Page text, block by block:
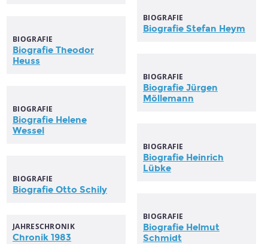
BIOGRAFIE
Biografie Stefan Heym
BIOGRAFIE
Biografie Theodor
Heuss
BIOGRAFIE
Biografie Jürgen
Möllemann
BIOGRAFIE
Biografie Helene
Wessel
BIOGRAFIE
Biografie Heinrich
Lübke
BIOGRAFIE
Biografie Otto Schily
BIOGRAFIE
Biografie Helmut
Schmidt
JAHRESCHRONIK
Chronik 1983